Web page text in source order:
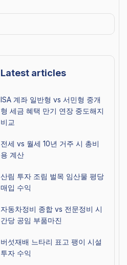
Latest articles
ISA 계좌 일반형 vs 서민형 중개
형 세금 혜택 만기 연장 중도해지
비교
전세 vs 월세 10년 거주 시 총비
용 계산
산림 투자 조림 벌목 임산물 평당
매입 수익
자동차정비 종합 vs 전문정비 시
간당 공임 부품마진
버섯재배 느타리 표고 팽이 시설
투자 수익